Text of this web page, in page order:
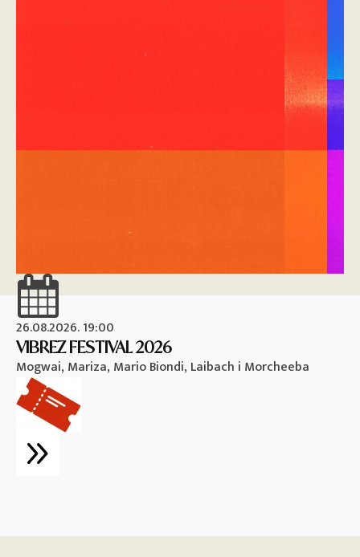
26.08.2026. 19:00
VIBREZ FESTIVAL 2026
Mogwai, Mariza, Mario Biondi, Laibach i Morcheeba